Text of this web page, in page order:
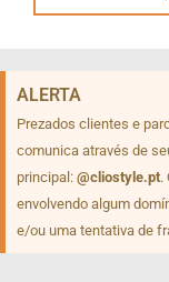
ALERTA
Prezados clientes e
comunica através de
principal: @cliostyle.pt.
envolvendo algum
e/ou uma tentativa de